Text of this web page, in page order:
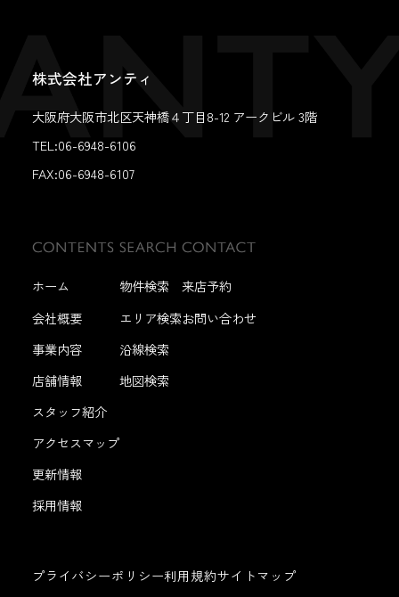
株式会社アンティ
大阪府大阪市北区天神橋４丁目8-12 アークビル 3階
TEL:06-6948-6106
FAX:06-6948-6107
ホーム
会社概要
事業内容
店舗情報
スタッフ紹介
アクセスマップ
更新情報
採用情報
物件検索
エリア検索
沿線検索
地図検索
来店予約
お問い合わせ
プライバシーポリシー利用規約サイトマップ